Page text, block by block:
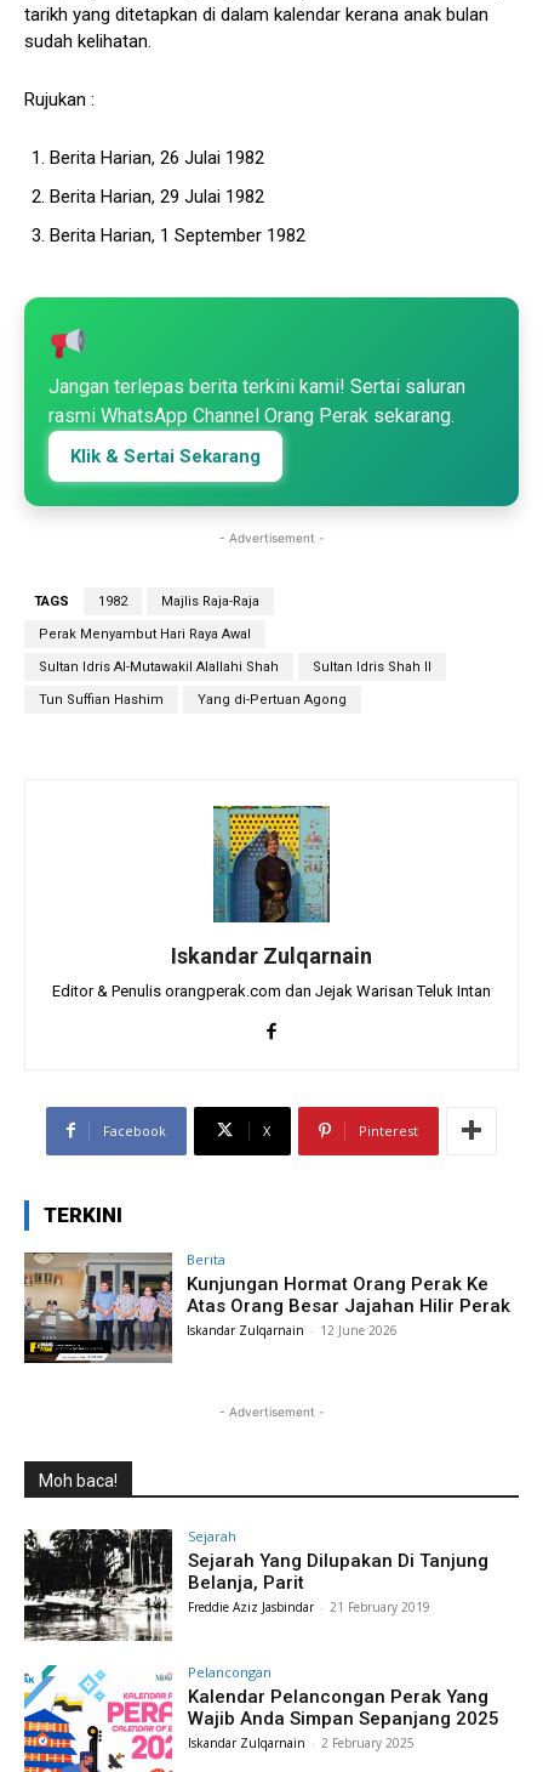
tarikh yang ditetapkan di dalam kalendar kerana anak bulan
sudah kelihatan.
Rujukan :
Berita Harian, 26 Julai 1982
Berita Harian, 29 Julai 1982
Berita Harian, 1 September 1982
Jangan terlepas berita terkini kami! Sertai saluran
rasmi WhatsApp Channel Orang Perak sekarang.
Klik & Sertai Sekarang
- Advertisement -
TAGS 1982 Majlis Raja-Raja
Perak Menyambut Hari Raya Awal
Sultan Idris Al-Mutawakil Alallahi Shah Sultan Idris Shah II
Tun Suffian Hashim Yang di-Pertuan Agong
Iskandar Zulqarnain
Editor & Penulis orangperak.com dan Jejak Warisan Teluk Intan
Facebook X Pinterest
TERKINI
Berita
Kunjungan Hormat Orang Perak Ke
Atas Orang Besar Jajahan Hilir Perak
Iskandar Zulqarnain - 12 June 2026
- Advertisement -
Moh baca!
Sejarah
Sejarah Yang Dilupakan Di Tanjung
Belanja, Parit
Freddie Aziz Jasbindar - 21 February 2019
Pelancongan
Kalendar Pelancongan Perak Yang
Wajib Anda Simpan Sepanjang 2025
Iskandar Zulqarnain - 2 February 2025